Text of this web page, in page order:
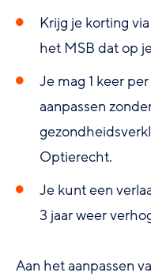
Krijg je korting
het MSB dat op
Je mag 1 keer
aanpassen
Optierecht.
Je kunt een
3 jaar weer
Aan het aanpassen